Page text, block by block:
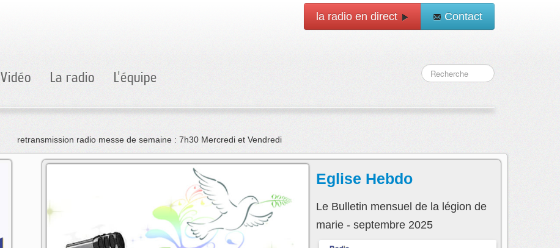
la radio en direct Contact
Vidéo La radio L'équipe
retransmission radio messe de semaine : 7h30 Mercredi et Vendredi
Eglise Hebdo
Le Bulletin mensuel de la légion de
marie - septembre 2025